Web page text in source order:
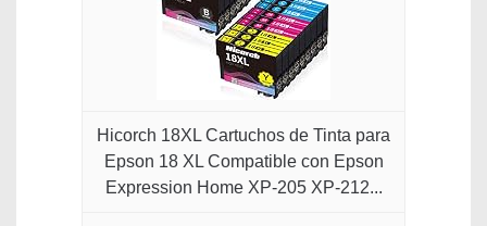
Hicorch 18XL Cartuchos de Tinta para
Epson 18 XL Compatible con Epson
Expression Home XP-205 XP-212...